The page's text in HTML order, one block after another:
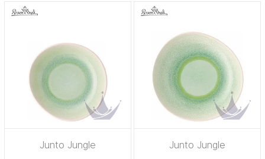
Junto Jungle Junto Jungle